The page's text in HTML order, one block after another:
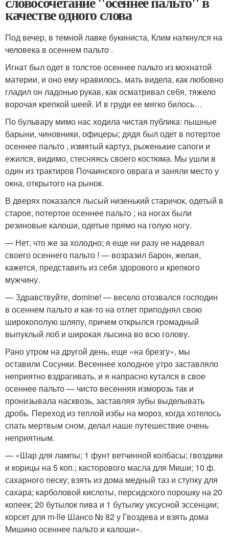
качестве одного слова
Под вечер, в темной лавке букиниста, Клим наткнулся на
человека в осеннем пальто .
Игнат был одет в толстое осеннее пальто из мохнатой
материи, и оно ему нравилось, мать видела, как любовно
гладил он ладонью рукав, как осматривал себя, тяжело
ворочая крепкой шеей. И в груди ее мягко билось…
По бульвару мимо нас ходила чистая публика: пышные
барыни, чиновники, офицеры; дядя был одет в потертое
осеннее пальто , измятый картуз, рыженькие сапоги и
ежился, видимо, стесняясь своего костюма. Мы ушли в
один из трактиров Почаинского оврага и заняли место у
окна, открытого на рынок.
В дверях показался лысый низенький старичок, одетый в
старое, потертое осеннее пальто ; на ногах были
резиновые калоши, одетые прямо на голую ногу.
— Нет, что же за холодно; я еще ни разу не надевал
своего осеннего пальто ! — возразил барон, желая,
кажется, представить из себя здорового и крепкого
мужчину.
— Здравствуйте, domine! — весело отозвался господин
в осеннем пальто и как-то на отлет приподнял свою
широкополую шляпу, причем открылся громадный
выпуклый лоб и широкая лысина во всю голову.
Рано утром на другой день, еще «на брезгу», мы
оставили Сосунки. Весеннее холодное утро заставляло
неприятно вздрагивать, и я напрасно кутался в свое
осеннее пальто — чисто весенняя изморозь так и
пронизывала насквозь, заставляя зубы выделывать
дробь. Переход из теплой избы на мороз, когда хотелось
спать мертвым сном, делал наше путешествие очень
неприятным.
— «Шар для лампы; 1 фунт ветчинной колбасы; гвоздики
и корицы на 5 коп.; касторового масла для Миши; 10 ф.
сахарного песку; взять из дома медный таз и ступку для
сахара; карболовой кислоты, персидского порошку на 20
копеек; 20 бутылок пива и 1 бутылку уксусной эссенции;
корсет для m-lle Шансо № 82 у Гвоздева и взять дома
Мишино осеннее пальто и калоши».